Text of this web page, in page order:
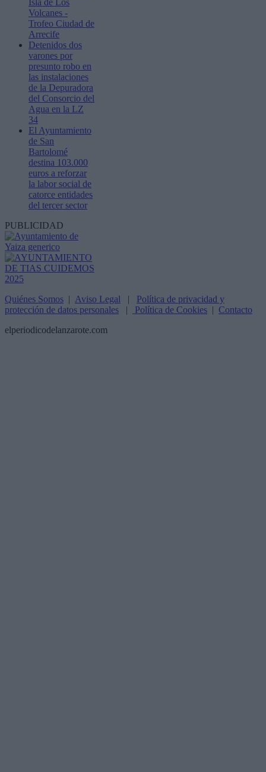
Isla de Los
Volcanes -
Trofeo Ciudad de
Arrecife
Detenidos dos
varones por
presunto robo en
las instalaciones
de la Depuradora
del Consorcio del
Agua en la LZ
34
El Ayuntamiento
de San
Bartolomé
destina 103.000
euros a reforzar
la labor social de
catorce entidades
del tercer sector
PUBLICIDAD
Quiénes Somos | Aviso Legal | Política de privacidad y
protección de datos personales | Política de Cookies | Contacto
elperiodicodelanzarote.com